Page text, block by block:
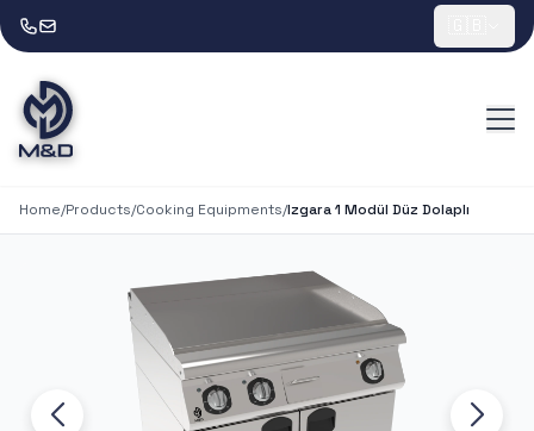
Home/Products/Cooking Equipments/Izgara 1 Modül Düz Dolaplı